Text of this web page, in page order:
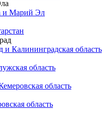
и Марий Эл
и Калининградская область
область
область
область